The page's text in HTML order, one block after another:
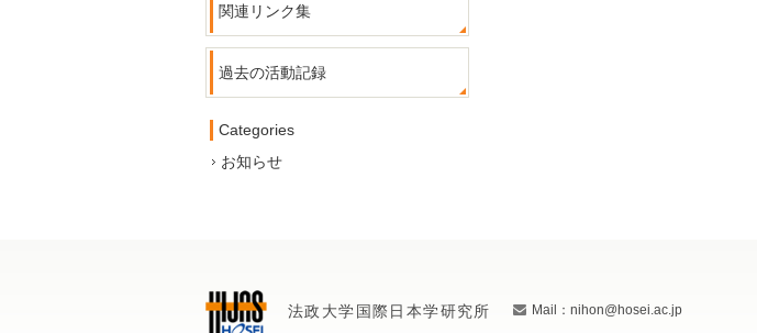
関連リンク集
過去の活動記録
Categories
お知らせ
法政大学国際日本学研究所 Mail：nihon@hosei.ac.jp